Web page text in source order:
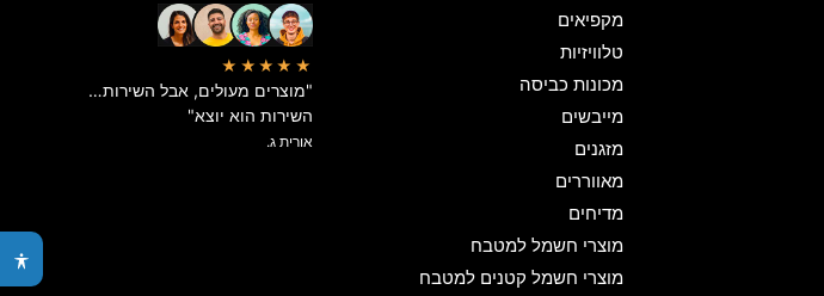
מקפיאים
טלוויזיות
מכונות כביסה
מייבשים
מזגנים
מאווררים
מדיחים
מוצרי חשמל למטבח
מוצרי חשמל קטנים למטבח
★★★★★
"מוצרים מעולים, אבל השירות…
השירות הוא יוצא"
אורית ג.